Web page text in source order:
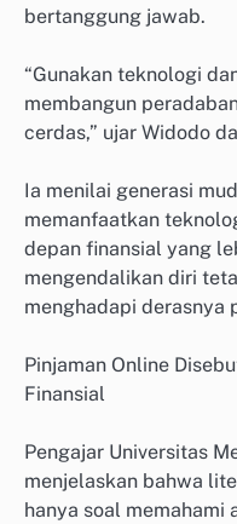
bertanggung jawab.
“Gunakan teknologi
membangun
cerdas,” ujar Widodo
Ia menilai generasi
memanfaatkan
depan finansial yang
mengendalikan diri
menghadapi derasnya
Pinjaman Online
Finansial
Pengajar Universitas
menjelaskan bahwa
hanya soal